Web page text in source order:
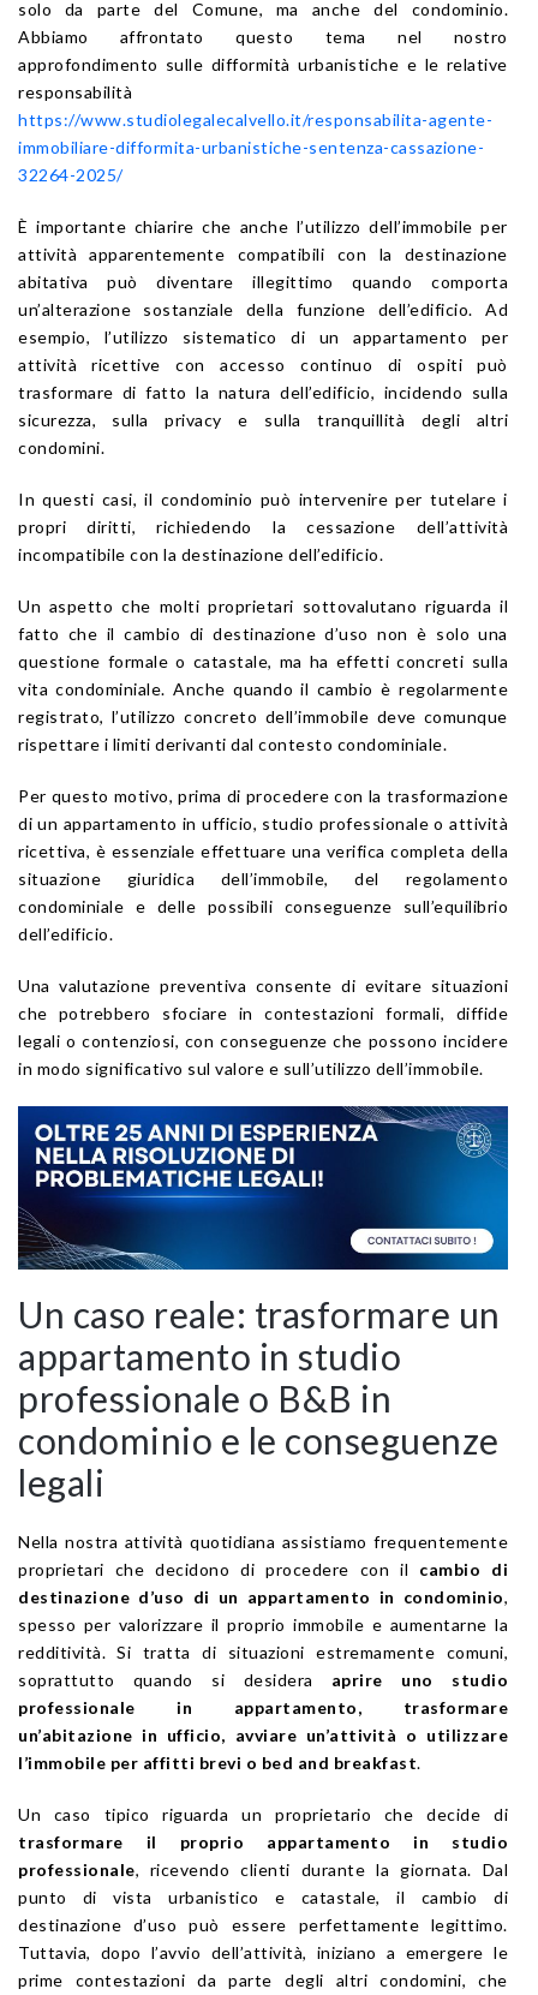
solo da parte del Comune, ma anche del condominio.
Abbiamo affrontato questo tema nel nostro
approfondimento sulle difformità urbanistiche e le relative
responsabilità
https://www.studiolegalecalvello.it/responsabilita-agente-
immobiliare-difformita-urbanistiche-sentenza-cassazione-
32264-2025/
È importante chiarire che anche l’utilizzo dell’immobile per
attività apparentemente compatibili con la destinazione
abitativa può diventare illegittimo quando comporta
un’alterazione sostanziale della funzione dell’edificio. Ad
esempio, l’utilizzo sistematico di un appartamento per
attività ricettive con accesso continuo di ospiti può
trasformare di fatto la natura dell’edificio, incidendo sulla
sicurezza, sulla privacy e sulla tranquillità degli altri
condomini.
In questi casi, il condominio può intervenire per tutelare i
propri diritti, richiedendo la cessazione dell’attività
incompatibile con la destinazione dell’edificio.
Un aspetto che molti proprietari sottovalutano riguarda il
fatto che il cambio di destinazione d’uso non è solo una
questione formale o catastale, ma ha effetti concreti sulla
vita condominiale. Anche quando il cambio è regolarmente
registrato, l’utilizzo concreto dell’immobile deve comunque
rispettare i limiti derivanti dal contesto condominiale.
Per questo motivo, prima di procedere con la trasformazione
di un appartamento in ufficio, studio professionale o attività
ricettiva, è essenziale effettuare una verifica completa della
situazione giuridica dell’immobile, del regolamento
condominiale e delle possibili conseguenze sull’equilibrio
dell’edificio.
Una valutazione preventiva consente di evitare situazioni
che potrebbero sfociare in contestazioni formali, diffide
legali o contenziosi, con conseguenze che possono incidere
in modo significativo sul valore e sull’utilizzo dell’immobile.
Un caso reale: trasformare un
appartamento in studio
professionale o B&B in
condominio e le conseguenze
legali
Nella nostra attività quotidiana assistiamo frequentemente
proprietari che decidono di procedere con il cambio di
destinazione d’uso di un appartamento in condominio,
spesso per valorizzare il proprio immobile e aumentarne la
redditività. Si tratta di situazioni estremamente comuni,
soprattutto quando si desidera aprire uno studio
professionale in appartamento, trasformare
un’abitazione in ufficio, avviare un’attività o utilizzare
l’immobile per affitti brevi o bed and breakfast.
Un caso tipico riguarda un proprietario che decide di
trasformare il proprio appartamento in studio
professionale, ricevendo clienti durante la giornata. Dal
punto di vista urbanistico e catastale, il cambio di
destinazione d’uso può essere perfettamente legittimo.
Tuttavia, dopo l’avvio dell’attività, iniziano a emergere le
prime contestazioni da parte degli altri condomini, che